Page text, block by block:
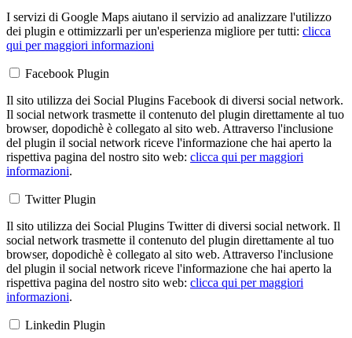
I servizi di Google Maps aiutano il servizio ad analizzare l'utilizzo
dei plugin e ottimizzarli per un'esperienza migliore per tutti: clicca
qui per maggiori informazioni
Facebook Plugin
Il sito utilizza dei Social Plugins Facebook di diversi social network.
Il social network trasmette il contenuto del plugin direttamente al tuo
browser, dopodichè è collegato al sito web. Attraverso l'inclusione
del plugin il social network riceve l'informazione che hai aperto la
rispettiva pagina del nostro sito web: clicca qui per maggiori
informazioni.
Twitter Plugin
Il sito utilizza dei Social Plugins Twitter di diversi social network. Il
social network trasmette il contenuto del plugin direttamente al tuo
browser, dopodichè è collegato al sito web. Attraverso l'inclusione
del plugin il social network riceve l'informazione che hai aperto la
rispettiva pagina del nostro sito web: clicca qui per maggiori
informazioni.
Linkedin Plugin